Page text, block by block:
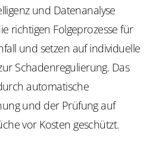
und Datenanalyse
richtigen Folgeprozesse für
und setzen auf individuelle
Schadenregulierung. Das
automatische
und der Prüfung auf
vor Kosten geschützt.